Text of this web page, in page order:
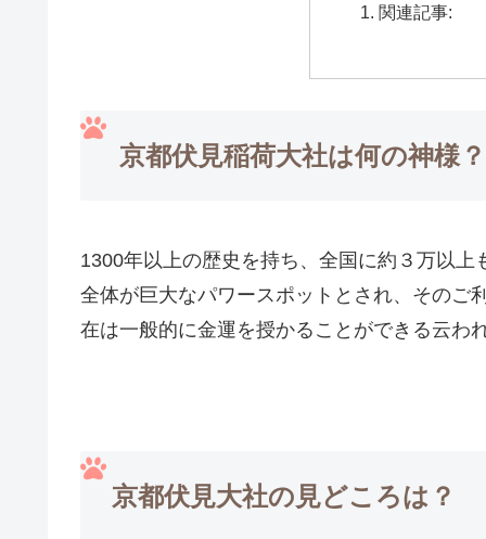
関連記事:
京都伏見稲荷大社は何の神様？
1300年以上の歴史を持ち、全国に約３万以
全体が巨大なパワースポットとされ、そのご
在は一般的に金運を授かることができる云わ
京都伏見大社の見どころは？